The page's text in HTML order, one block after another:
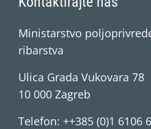
Ministarstvo
ribarstva
Ulica Grada Vukovara 78
10 000 Zagreb
Telefon: ++385 (0)1 6106